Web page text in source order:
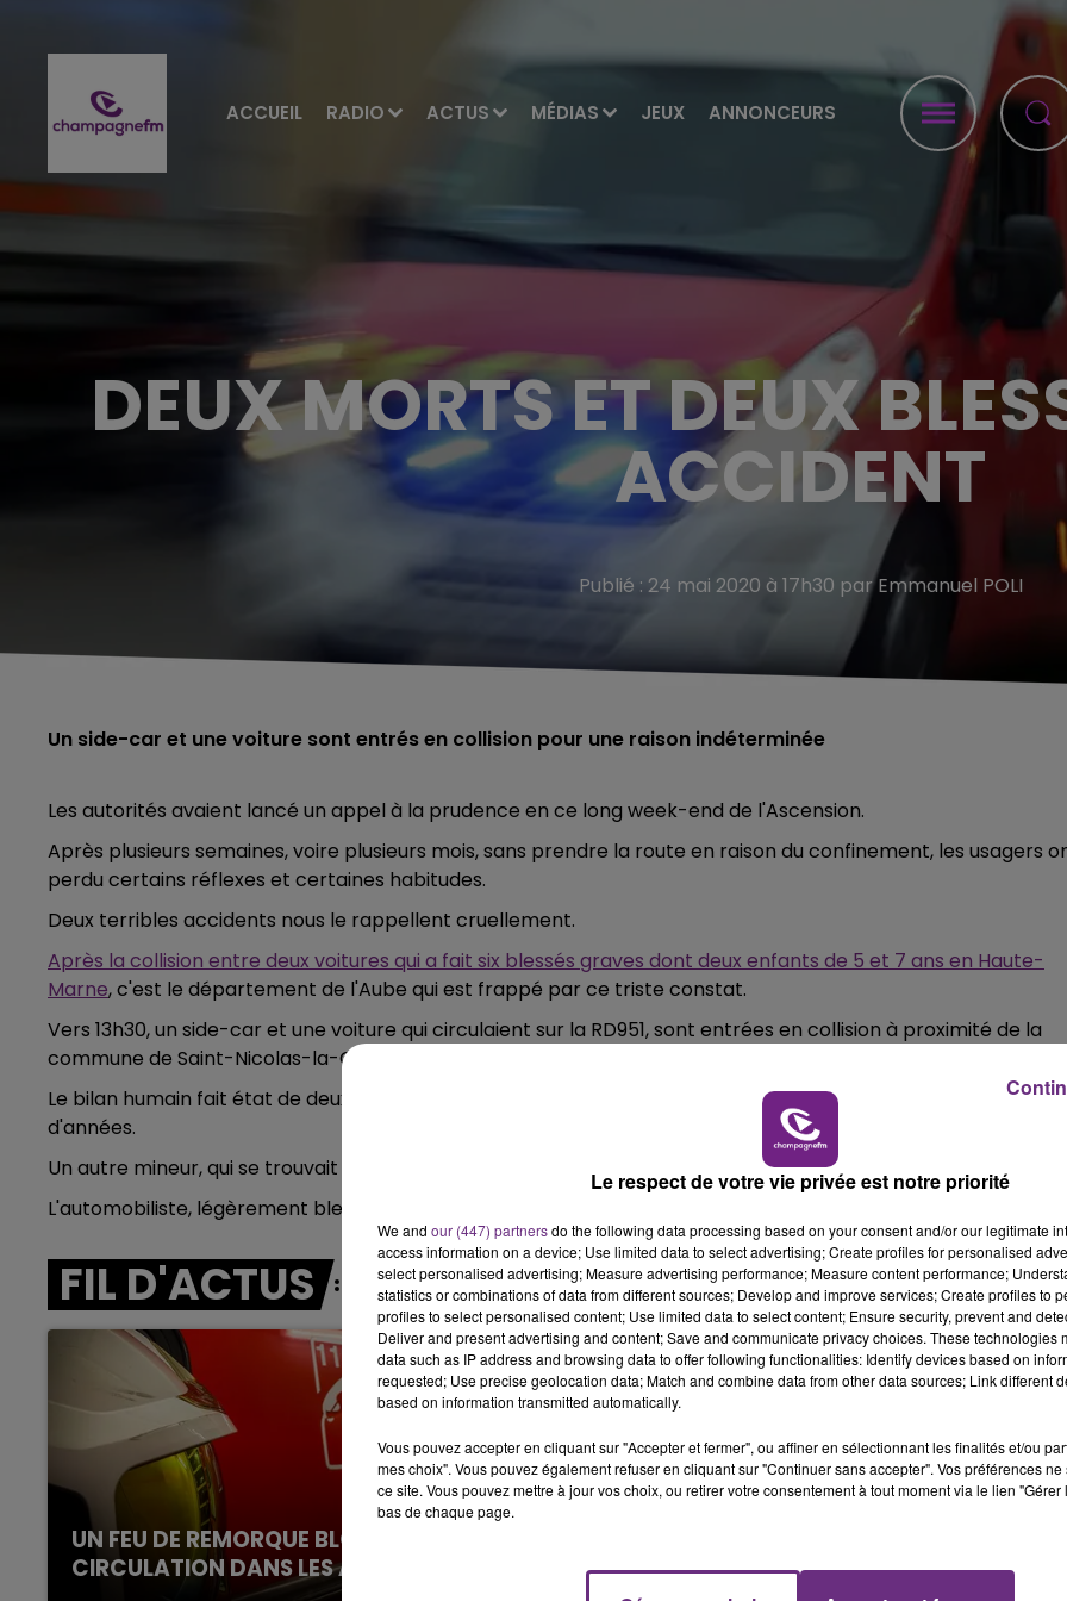
ACCUEIL RADIO ACTUS MÉDIAS JEUX ANNONCEURS
LE BEST OF DE LA FAMILLE
DEUX MORTS ET DEUX
ACCIDENT
Publié : 24 mai 2020 à 17h30 par Emmanuel POLI
Un side-car et une voiture sont entrés en collision pour une raison indéterminée
Les autorités avaient lancé un appel à la prudence en ce long week-end de l'Ascension.
Après plusieurs semaines, voire plusieurs mois, sans prendre la route en raison du confinement, les usagers
perdu certains réflexes et certaines habitudes.
Deux terribles accidents nous le rappellent cruellement.
Après la collision entre deux voitures qui a fait six blessés graves dont deux enfants de 5 et 7 ans en Haute-
Marne, c'est le département de l'Aube qui est frappé par ce triste constat.
Vers 13h30, un side-car et une voiture qui circulaient sur la RD951, sont entrées en collision à proximité de la
commune de Saint-Nicolas-la-Chapelle dans le secteur de Nogent-sur-Seine.
Le bilan humain fait état de deux morts, le conducteur du side-car et sa passagère, une fillette d'une dizaine
d'années.
Un autre mineur, qui se trouvait derrière le pilote, a été transporté dans un hôpital parisien en urgence
L'automobiliste, légèrement blessé mais très choqué, a été pris en charge par les secours.
FIL D'ACTUS
UN FEU DE REMORQUE BLOQUE LA
CIRCULATION DANS LES ARDENNES
L'ANNIVERSAIRE DE WOINIC
Le respect de votre vie privée est notre priorité
We and our (447) partnersdo the following data processing based on your consent and/or our legitimate
access information on a device; Use limited data to select advertising; Create profiles for personalised
select personalised advertising; Measure advertising performance; Measure content performance;
statistics or combinations of data from different sources; Develop and improve services; Create profiles to
profiles to select personalised content; Use limited data to select content; Ensure security, prevent and
Deliver and present advertising and content; Save and communicate privacy choices. These technologies
data such as IP address and browsing data to offer following functionalities: Identify devices based on
requested; Use precise geolocation data; Match and combine data from other data sources; Link different
based on information transmitted automatically.
Vous pouvez accepter en cliquant sur "Accepter et fermer", ou affiner en sélectionnant les finalités et/ou
mes choix". Vous pouvez également refuser en cliquant sur "Continuer sans accepter". Vos préférences
ce site. Vous pouvez mettre à jour vos choix, ou retirer votre consentement à tout moment via le lien
bas de chaque page.